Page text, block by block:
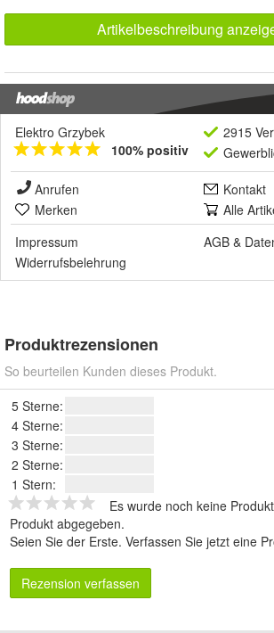
Artikelbeschreibung
Elektro Grzybek
100% positiv
2915
Anrufen
Kontakt
Merken
Alle
Impressum
AGB &
Widerrufsbelehrung
Produktrezensionen
So beurteilen Kunden dieses Produkt.
5 Sterne:
4 Sterne:
3 Sterne:
2 Sterne:
1 Stern:
Es wurde noch keine
Produkt abgegeben.
Seien Sie der Erste. Verfassen Sie jetzt eine
Rezension verfassen